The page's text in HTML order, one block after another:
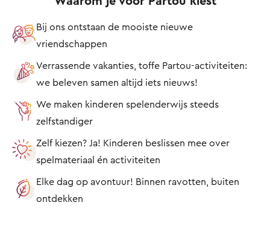
Bij ons ontstaan de mooiste nieuwe
vriendschappen
Verrassende vakanties, toffe Partou-activiteiten:
we beleven samen altijd iets nieuws!
We maken kinderen spelenderwijs steeds
zelfstandiger
Zelf kiezen? Ja! Kinderen beslissen mee over
spelmateriaal én activiteiten
Elke dag op avontuur! Binnen ravotten, buiten
ontdekken